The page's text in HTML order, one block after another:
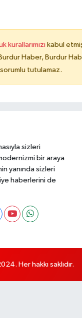
kurallarımızı kabul
Haber, Burdur
tutulamaz.
sizleri
bir araya
yanında sizleri
haberlerini de
Her hakkı saklıdır.